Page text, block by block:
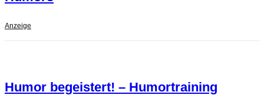
Anzeige
Humor begeistert! – Humortraining